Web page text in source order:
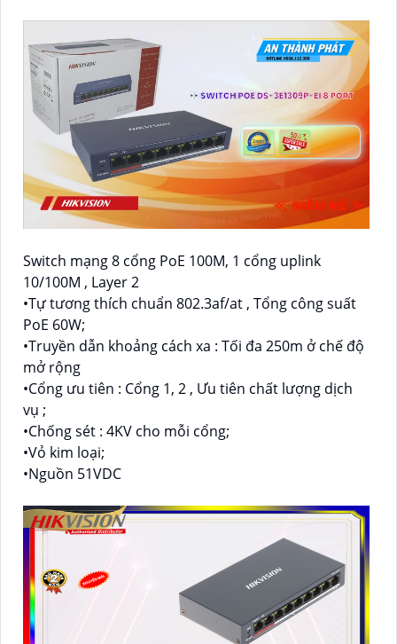
Switch mạng 8 cổng PoE 100M, 1 cổng uplink
10/100M , Layer 2
•Tự tương thích chuẩn 802.3af/at , Tổng công suất
PoE 60W;
•Truyền dẫn khoảng cách xa : Tối đa 250m ở chế độ
mở rộng
•Cổng ưu tiên : Cổng 1, 2 , Ưu tiên chất lượng dịch
vụ ;
•Chống sét : 4KV cho mỗi cổng;
•Vỏ kim loại;
•Nguồn 51VDC